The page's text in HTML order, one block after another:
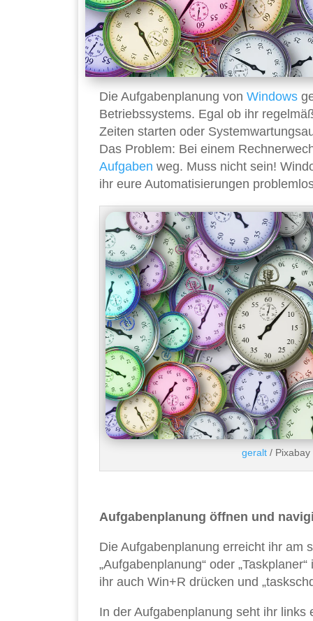
Die Aufgabenplanung von Windows
Betriebssystems. Egal ob ihr
Zeiten starten oder
Das Problem: Bei einem
Aufgaben weg. Muss nicht sein!
ihr eure Automatisierungen
geralt/ Pixabay
Aufgabenplanung öffnen und
Die Aufgabenplanung erreicht ihr am
„Aufgabenplanung“ oder
ihr auch Win+R drücken und
In der Aufgabenplanung seht ihr